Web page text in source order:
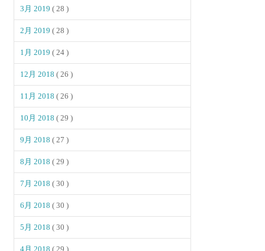
3月 2019( 28 )
2月 2019( 28 )
1月 2019( 24 )
12月 2018( 26 )
11月 2018( 26 )
10月 2018( 29 )
9月 2018( 27 )
8月 2018( 29 )
7月 2018( 30 )
6月 2018( 30 )
5月 2018( 30 )
4月 2018( 29 )